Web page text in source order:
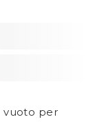
vuoto per